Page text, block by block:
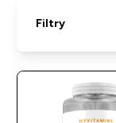
Filtry